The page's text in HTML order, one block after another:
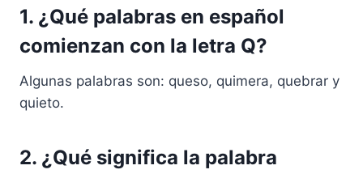
1. ¿Qué palabras en español
comienzan con la letra Q?
Algunas palabras son: queso, quimera, quebrar y
quieto.
2. ¿Qué significa la palabra